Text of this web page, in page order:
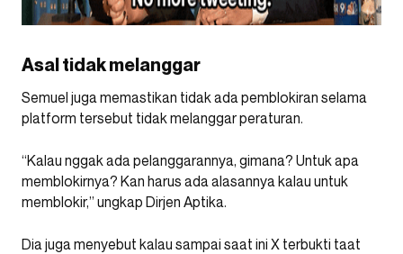
Asal tidak melanggar
Semuel juga memastikan tidak ada pemblokiran selama
platform tersebut tidak melanggar peraturan.
“Kalau nggak ada pelanggarannya, gimana? Untuk apa
memblokirnya? Kan harus ada alasannya kalau untuk
memblokir,” ungkap Dirjen Aptika.
Dia juga menyebut kalau sampai saat ini X terbukti taat